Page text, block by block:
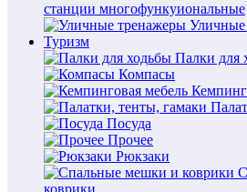
станции многофункуиональные
Туризм
Палки для
Компасы
Посуда
Прочее
Рюкзаки
коврики